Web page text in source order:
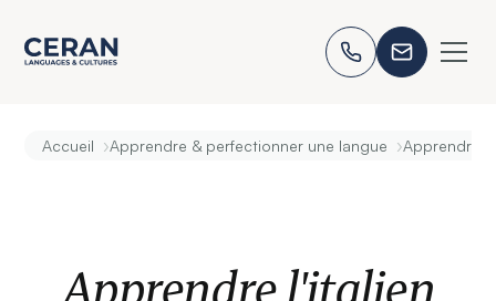
Accueil ›Apprendre & perfectionner une langue ›Apprendre
Apprendre l'italien